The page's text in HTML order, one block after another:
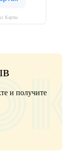
Карты
и получите